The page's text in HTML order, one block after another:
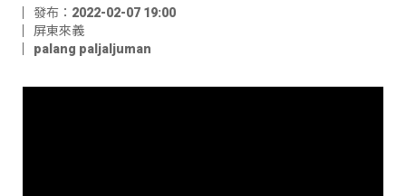
發布：2022-02-07 19:00
屏東來義
palang paljaljuman